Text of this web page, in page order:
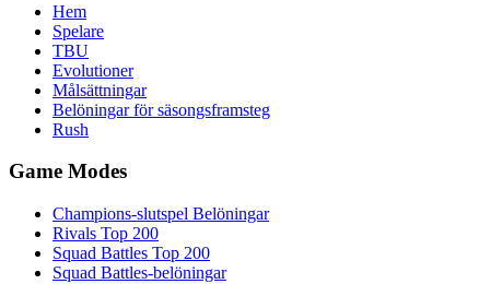
Hem
Spelare
TBU
Evolutioner
Målsättningar
Belöningar för säsongsframsteg
Rush
Game Modes
Champions-slutspel Belöningar
Rivals Top 200
Squad Battles Top 200
Squad Battles-belöningar